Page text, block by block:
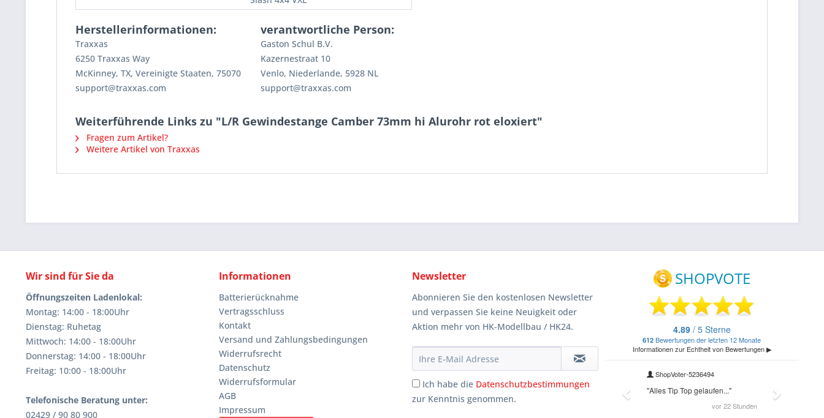
Herstellerinformationen:
Traxxas
6250 Traxxas Way
McKinney, TX, Vereinigte Staaten, 75070
support@traxxas.com
verantwortliche Person:
Gaston Schul B.V.
Kazernestraat 10
Venlo, Niederlande, 5928 NL
support@traxxas.com
Weiterführende Links zu "L/R Gewindestange Camber 73mm hi Alurohr rot eloxiert"
Fragen zum Artikel?
Weitere Artikel von Traxxas
Wir sind für Sie da
Öffnungszeiten Ladenlokal:
Montag: 14:00 - 18:00Uhr
Dienstag: Ruhetag
Mittwoch: 14:00 - 18:00Uhr
Donnerstag: 14:00 - 18:00Uhr
Freitag: 10:00 - 18:00Uhr
Telefonische Beratung unter:
02429 / 90 80 900
Informationen
Batterierücknahme
Vertragsschluss
Kontakt
Versand und Zahlungsbedingungen
Widerrufsrecht
Datenschutz
Widerrufsformular
AGB
Impressum
Newsletter
Abonnieren Sie den kostenlosen Newsletter
und verpassen Sie keine Neuigkeit oder
Aktion mehr von HK-Modellbau / HK24.
Ich habe die Datenschutzbestimmungen
zur Kenntnis genommen.